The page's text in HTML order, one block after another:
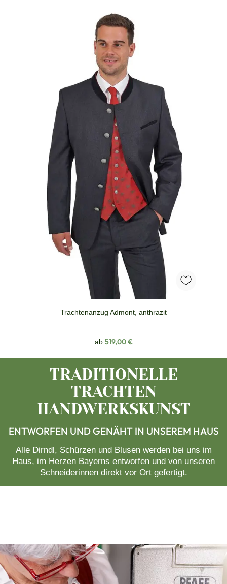
Trachtenanzug Admont, anthrazit
Regulärer Preis:
ab 519,00 €
TRADITIONELLE
TRACHTEN
HANDWERKSKUNST
ENTWORFEN UND GENÄHT IN UNSEREM HAUS
Alle Dirndl, Schürzen und Blusen werden bei uns im
Haus, im Herzen Bayerns entworfen und von unseren
Schneiderinnen direkt vor Ort gefertigt.